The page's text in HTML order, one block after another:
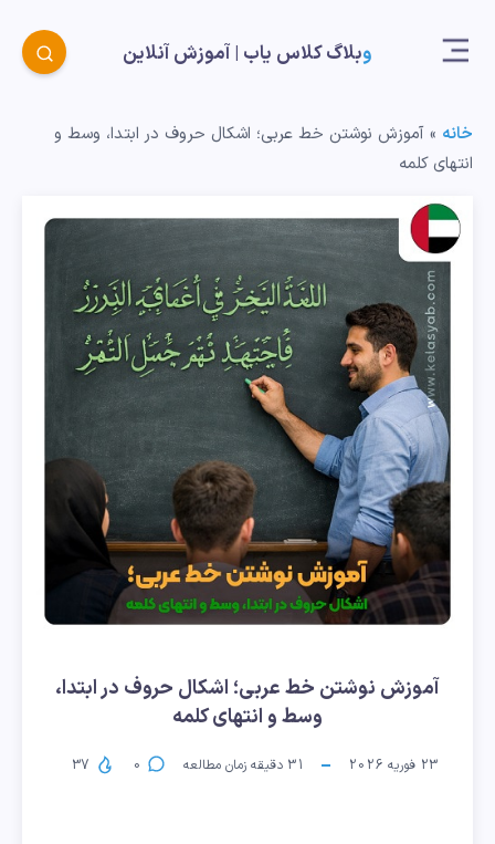
وبلاگ کلاس یاب |‌ آموزش آنلاین
خانه » آموزش نوشتن خط عربی؛ اشکال حروف در ابتدا، وسط و
انتهای کلمه
آموزش نوشتن خط عربی؛ اشکال حروف در ابتدا،
وسط و انتهای کلمه
23 فوریه 2026 31 دقیقه زمان مطالعه 0